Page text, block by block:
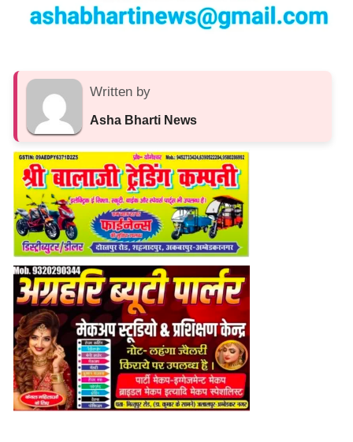
Written by
Asha Bharti News